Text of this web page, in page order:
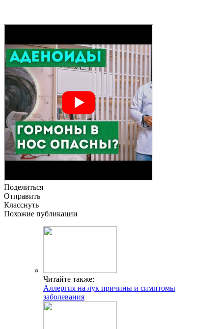
Поделиться
Отправить
Класснуть
Похожие публикации
Читайте также:
Аллергия на лук причины и симптомы
заболевания